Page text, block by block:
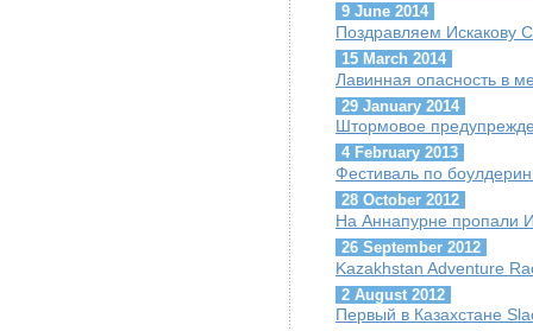
9 June 2014
Поздравляем Искакову
15 March 2014
Лавинная опасность в
29 January 2014
Штормовое
4 February 2013
Фестиваль по
28 October 2012
На Аннапурне пропали
26 September 2012
Kazakhstan Adventure
2 August 2012
Первый в Казахстане